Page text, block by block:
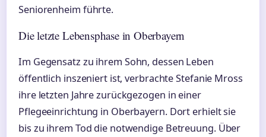
Seniorenheim führte.
Die letzte Lebensphase in Oberbayern
Im Gegensatz zu ihrem Sohn, dessen Leben
öffentlich inszeniert ist, verbrachte Stefanie Mross
ihre letzten Jahre zurückgezogen in einer
Pflegeeinrichtung in Oberbayern. Dort erhielt sie
bis zu ihrem Tod die notwendige Betreuung. Über